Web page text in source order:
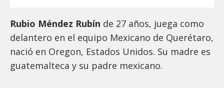
Rubio Méndez Rubín de 27 años, juega como
delantero en el equipo Mexicano de Querétaro,
nació en Oregon, Estados Unidos. Su madre es
guatemalteca y su padre mexicano.